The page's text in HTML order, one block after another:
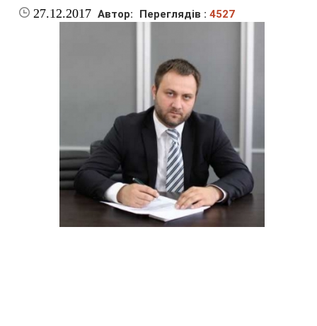
27.12.2017 Автор: Переглядів :4527